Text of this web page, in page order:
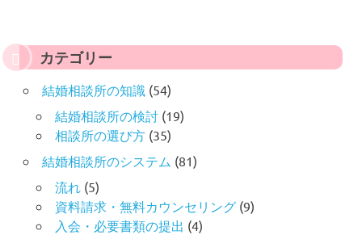
カテゴリー
結婚相談所の知識(54)
結婚相談所の検討(19)
相談所の選び方(35)
結婚相談所のシステム (81)
流れ(5)
資料請求・無料カウンセリング(9)
入会・必要書類の提出 (4)